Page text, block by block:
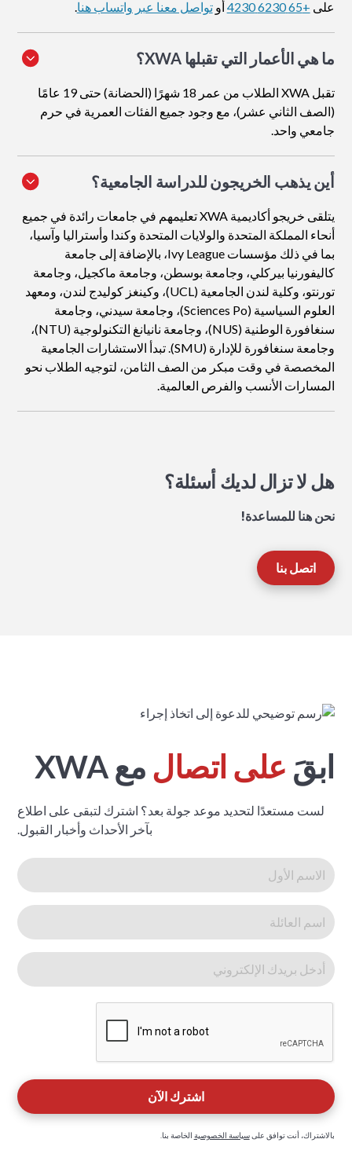
على +65 6230 4230 أوتواصل معنا عبر واتساب هنا.
ما هي الأعمار التي تقبلها XWA؟
تقبل XWA الطلاب من عمر 18 شهرًا (الحضانة) حتى 19 عامًا
(الصف الثاني عشر)، مع وجود جميع الفئات العمرية في حرم
جامعي واحد.
أين يذهب الخريجون للدراسة الجامعية؟
يتلقى خريجو أكاديمية XWA تعليمهم في جامعات رائدة في جميع
أنحاء المملكة المتحدة والولايات المتحدة وكندا وأستراليا وآسيا،
بما في ذلك مؤسسات Ivy League، بالإضافة إلى جامعة
كاليفورنيا بيركلي، وجامعة بوسطن، وجامعة ماكجيل، وجامعة
تورنتو، وكلية لندن الجامعية (UCL)، وكينغز كوليدج لندن، ومعهد
العلوم السياسية (Sciences Po)، وجامعة سيدني، وجامعة
سنغافورة الوطنية (NUS)، وجامعة نانيانغ التكنولوجية (NTU)،
وجامعة سنغافورة للإدارة (SMU). تبدأ الاستشارات الجامعية
المخصصة في وقت مبكر من الصف الثامن، لتوجيه الطلاب نحو
المسارات الأنسب والفرص العالمية.
هل لا تزال لديك أسئلة؟
نحن هنا للمساعدة!
اتصل بنا
ابقَ على اتصال مع XWA
لست مستعدًا لتحديد موعد جولة بعد؟ اشترك لتبقى على اطلاع
بآخر الأحداث وأخبار القبول.
بالاشتراك، أنت توافق علىسياسة الخصوصية الخاصة بنا.